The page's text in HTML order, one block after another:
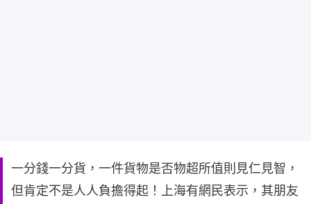
一分錢一分貨，一件貨物是否物超所值則見仁見智，
但肯定不是人人負擔得起！上海有網民表示，其朋友